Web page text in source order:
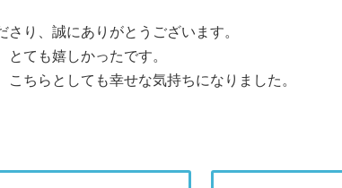
り、誠にありがとうございます。
ても嬉しかったです。
ちらとしても幸せな気持ちになりました。